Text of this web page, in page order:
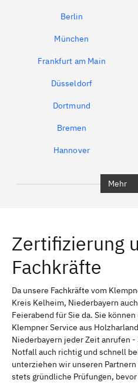
Berlin
München
Frankfurt am Main
Düsseldorf
Dortmund
Bremen
Hannover
Erlangen
Bayreuth
Schweinfurt
Freising
Mehr
Zertifizierung
Fachkräfte
Da unsere Fachkräfte vom
Kreis Kelheim, Niederbayern
Feierabend für Sie da. Sie
Klempner Service aus
Niederbayern jeder Zeit anrufen -
Notfall auch richtig und schnell
unterziehen wir unseren
stets gründliche Prüfungen,